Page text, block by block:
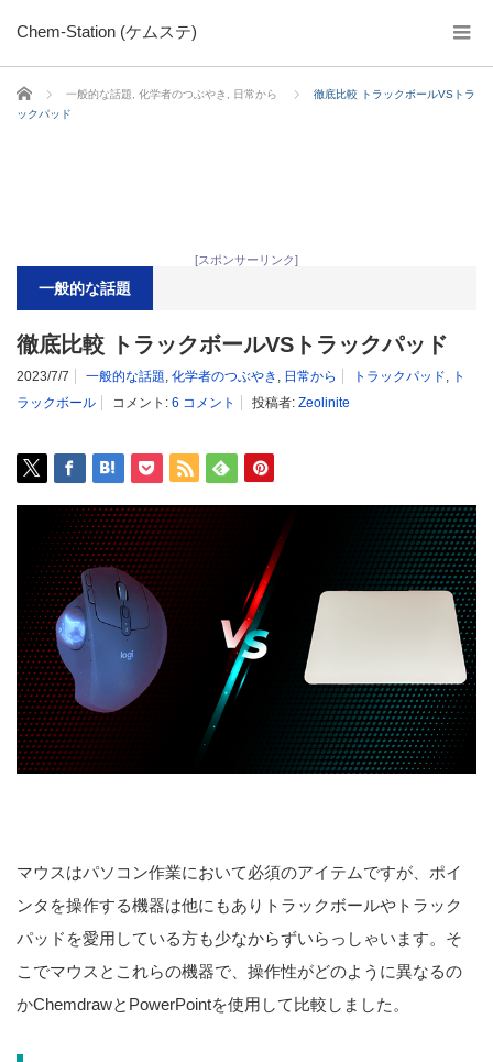
Chem-Station (ケムステ)
ホーム 一般的な話題 化学者のつぶやき 日常から
徹底比較 トラックボールVSトラ
ックパッド
[スポンサーリンク]
一般的な話題
徹底比較 トラックボールVSトラックパッド
2023/7/7 一般的な話題, 化学者のつぶやき , 日常から トラックパッド, ト
ラックボール
コメント: 6 コメント 投稿者: Zeolinite
マウスはパソコン作業において必須のアイテムですが、ポイ
ンタを操作する機器は他にもありトラックボールやトラック
パッドを愛用している方も少なからずいらっしゃいます。そ
こでマウスとこれらの機器で、操作性がどのように異なるの
かChemdrawとPowerPointを使用して比較しました。